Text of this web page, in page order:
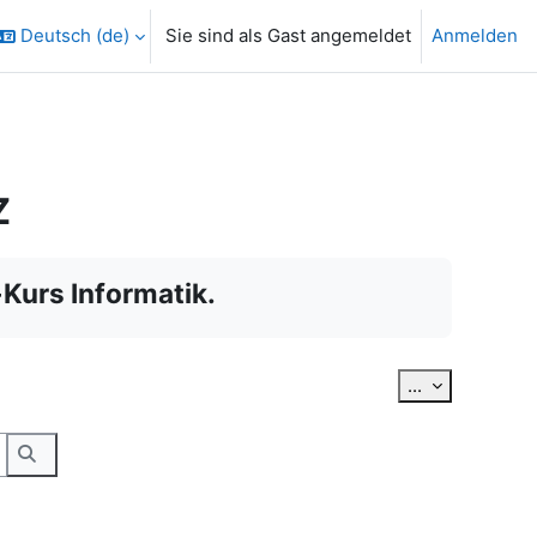
Deutsch ‎(de)‎ Sie sind als Gast angemeldet Anmelden
Informatik.
... Einträge
Suchen